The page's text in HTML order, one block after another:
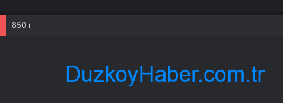
850 metrede başladılar, dünyaya açıldılar: İngiltere’den talep yağıyor